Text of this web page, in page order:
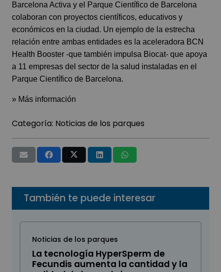
Barcelona Activa y el Parque Científico de Barcelona
colaboran con proyectos científicos, educativos y
económicos en la ciudad. Un ejemplo de la estrecha
relación entre ambas entidades es la aceleradora BCN
Health Booster -que también impulsa Biocat- que apoya
a 11 empresas del sector de la salud instaladas en el
Parque Científico de Barcelona.
» Más información
Categoría: Noticias de los parques
También te puede interesar
Noticias de los parques
La tecnología HyperSperm de
Fecundis aumenta la cantidad y la